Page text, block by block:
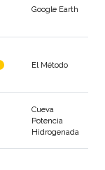
Google Earth
El Método
Cueva
Potencia
Hidrogenada